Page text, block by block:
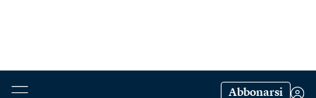
Abbonarsi